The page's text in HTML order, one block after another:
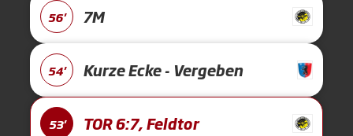
56' 7M
54' Kurze Ecke - Vergeben
53' TOR 6:7, Feldtor